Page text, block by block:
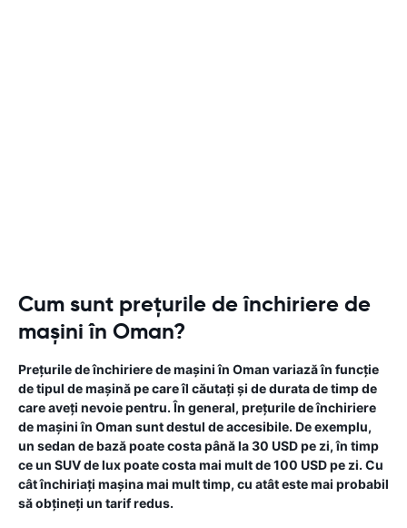
Cum sunt prețurile de închiriere de
mașini în Oman?
Prețurile de închiriere de mașini în Oman variază în funcție
de tipul de mașină pe care îl căutați și de durata de timp de
care aveți nevoie pentru. În general, prețurile de închiriere
de mașini în Oman sunt destul de accesibile. De exemplu,
un sedan de bază poate costa până la 30 USD pe zi, în timp
ce un SUV de lux poate costa mai mult de 100 USD pe zi. Cu
cât închiriați mașina mai mult timp, cu atât este mai probabil
să obțineți un tarif redus.